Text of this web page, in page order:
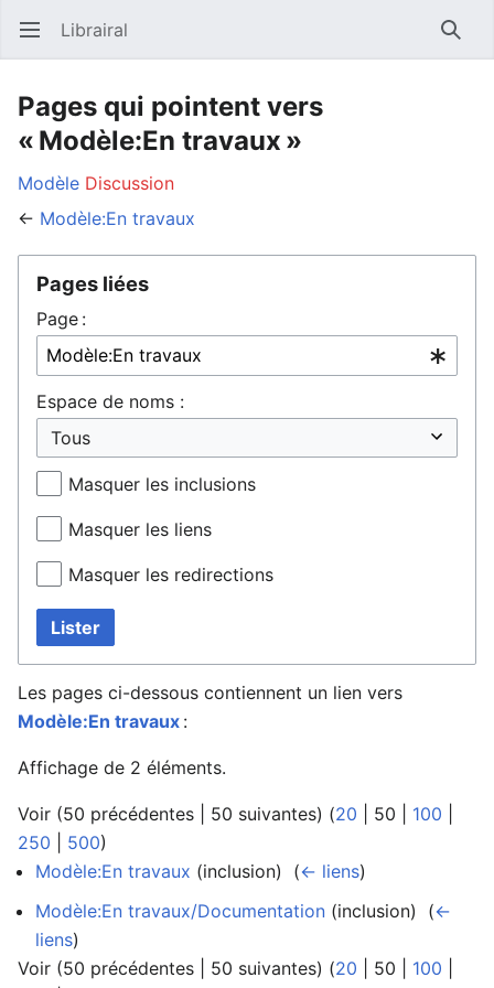
Ouvrir le menu principal Librairal
Pages qui pointent vers
« Modèle:En travaux »
Modèle Discussion
← Modèle:En travaux
Pages liées
Page :
Espace de noms :
Masquer les inclusions
Masquer les liens
Masquer les redirections
Lister
Les pages ci-dessous contiennent un lien vers
Modèle:En travaux :
Affichage de 2 éléments.
Voir (50 précédentes 50 suivantes) (20 50 100
250
500)
Modèle:En travaux (inclusion) ‎ (← liens)
Modèle:En travaux/Documentation (inclusion) ‎ (←
liens)
Voir (50 précédentes 50 suivantes) (20 50 100